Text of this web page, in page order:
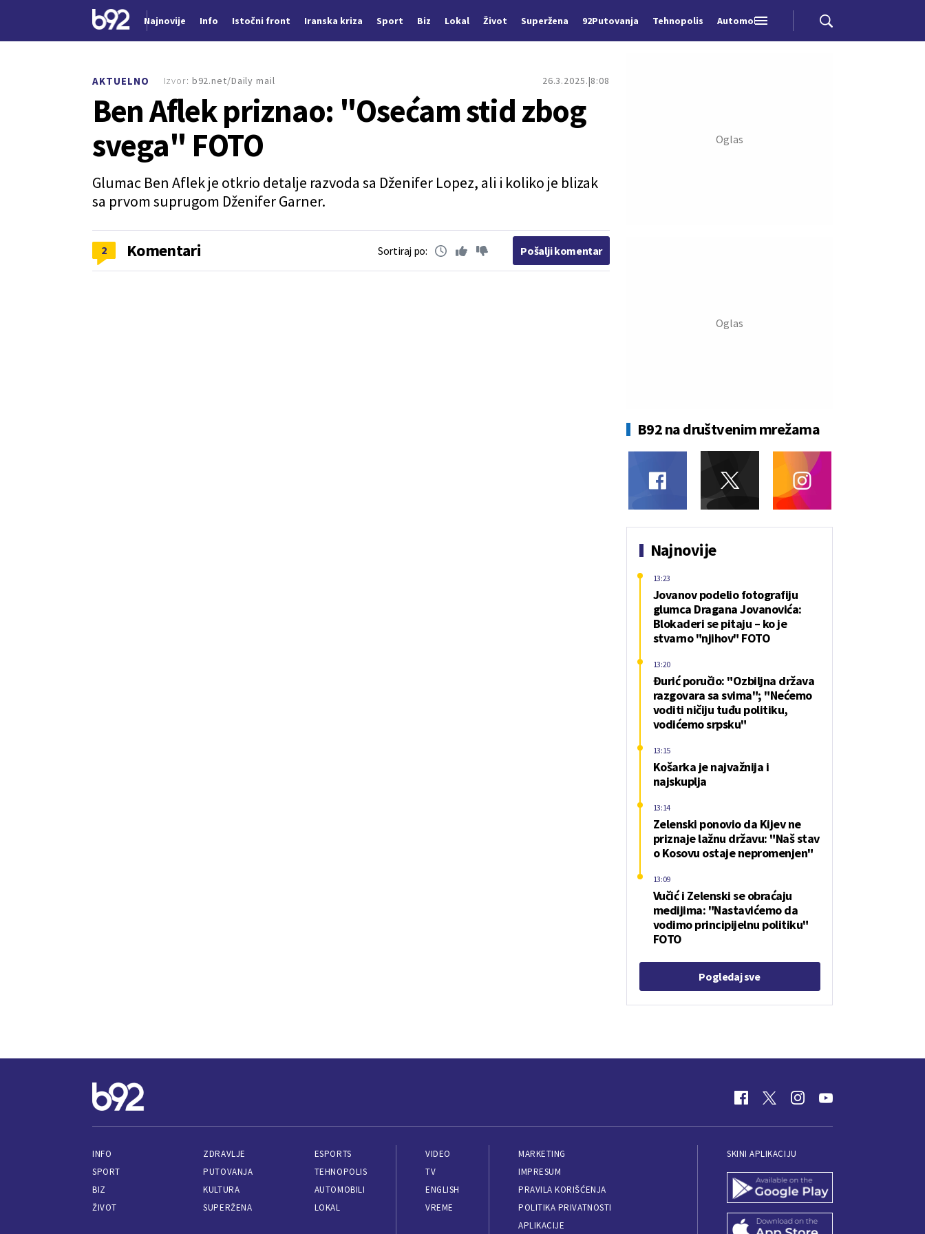
Najnovije Info Istočni front Iranska kriza Sport Biz Lokal Život Superžena 92Putovanja Tehnopolis Automobili
AKTUELNO 26.3.2025. 8:08
Ben Aflek priznao: "Osećam stid zbog
svega" FOTO
Glumac Ben Aflek je otkrio detalje razvoda sa Dženifer Lopez, ali i koliko je blizak
sa prvom suprugom Dženifer Garner.
Izvor: b92.net/Daily mail
2 Komentari Sortiraj po: Pošalji komentar
B92 na društvenim mrežama
Najnovije
Jovanov podelio fotografiju
glumca Dragana Jovanovića:
Blokaderi se pitaju – ko je
stvarno "njihov" FOTO
13:23
Đurić poručio: "Ozbiljna država
razgovara sa svima"; "Nećemo
voditi ničiju tuđu politiku,
vodićemo srpsku"
13:20
Košarka je najvažnija i
najskuplja
13:15
Zelenski ponovio da Kijev ne
priznaje lažnu državu: "Naš stav
o Kosovu ostaje nepromenjen"
13:14
Vučić i Zelenski se obraćaju
medijima: "Nastavićemo da
vodimo principijelnu politiku"
FOTO
13:09
Pogledaj sve
INFO
SPORT
BIZ
ŽIVOT
ZDRAVLJE
PUTOVANJA
KULTURA
SUPERŽENA
ESPORTS
TEHNOPOLIS
AUTOMOBILI
LOKAL
VIDEO
TV
ENGLISH
VREME
MARKETING
IMPRESUM
PRAVILA KORIŠĆENJA
POLITIKA PRIVATNOSTI
APLIKACIJE
SKINI APLIKACIJU